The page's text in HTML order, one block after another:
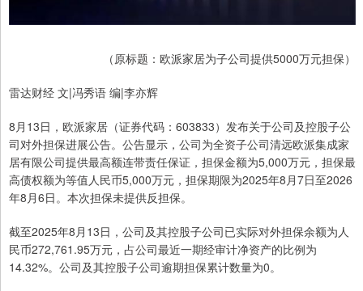
（原标题：欧派家居为子公司提供5000万元担保）
雷达财经 文|冯秀语 编|李亦辉
8月13日，欧派家居（证券代码：603833）发布关于公司及控股子公
司对外担保进展公告。公告显示，公司为全资子公司清远欧派集成家
居有限公司提供最高额连带责任保证，担保金额为5,000万元，担保最
高债权额为等值人民币5,000万元，担保期限为2025年8月7日至2026
年8月6日。本次担保未提供反担保。
截至2025年8月13日，公司及其控股子公司已实际对外担保余额为人
民币272,761.95万元，占公司最近一期经审计净资产的比例为
14.32%。公司及其控股子公司逾期担保累计数量为0。